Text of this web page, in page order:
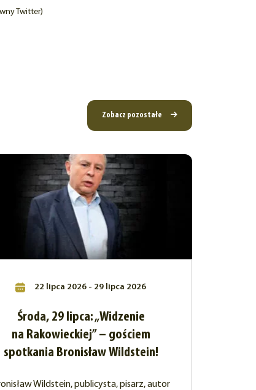
Twitter)
Zobacz pozostałe
22 lipca 2026 - 29 lipca 2026
Środa, 29 lipca: „Widzenie
na Rakowieckiej” – gościem
spotkania Bronisław Wildstein!
Wildstein, publicysta, pisarz, autor